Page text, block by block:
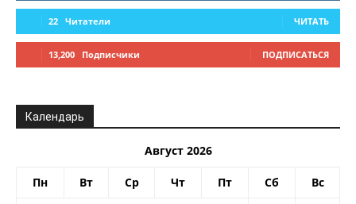
22 Читатели ЧИТАТЬ
13,200 Подписчики ПОДПИСАТЬСЯ
Календарь
Август 2026
Пн Вт Ср Чт Пт Сб Вс